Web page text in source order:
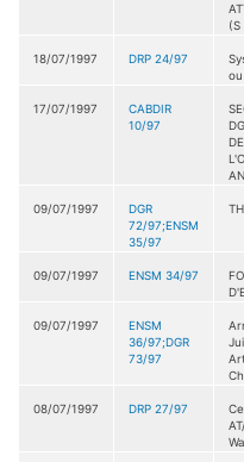
(S
18/07/1997 DRP 24/97
ou
17/07/1997
CABDIR
10/97
09/07/1997
DGR
72/97;ENSM
35/97
09/07/1997 ENSM 34/97
09/07/1997
ENSM
36/97;DGR
73/97
08/07/1997 DRP 27/97